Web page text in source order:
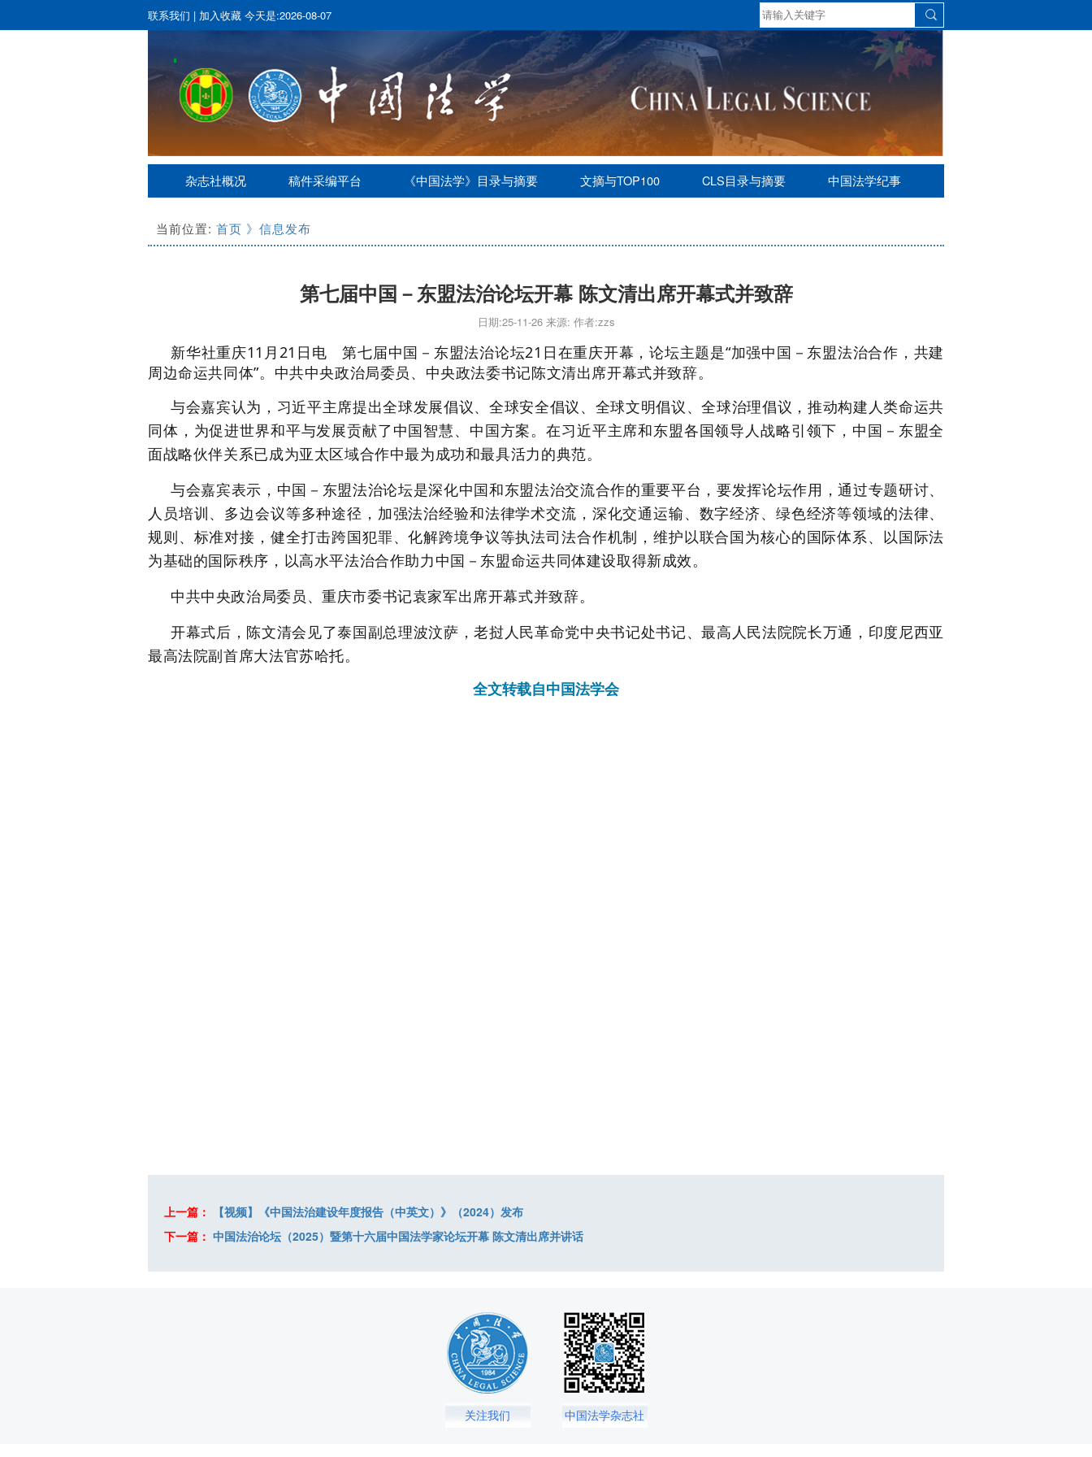
联系我们 | 加入收藏 今天是:2026-08-07
杂志社概况 稿件采编平台 《中国法学》目录与摘要 文摘与TOP100 CLS目录与摘要 中国法学纪事
当前位置: 首页 》信息发布
第七届中国－东盟法治论坛开幕 陈文清出席开幕式并致辞
日期:25-11-26 来源: 作者:zzs
新华社重庆11月21日电 第七届中国－东盟法治论坛21日在重庆开幕，论坛主题是“加强中国－东盟法治合作，共建
周边命运共同体”。中共中央政治局委员、中央政法委书记陈文清出席开幕式并致辞。
与会嘉宾认为，习近平主席提出全球发展倡议、全球安全倡议、全球文明倡议、全球治理倡议，推动构建人类命运共
同体，为促进世界和平与发展贡献了中国智慧、中国方案。在习近平主席和东盟各国领导人战略引领下，中国－东盟全
面战略伙伴关系已成为亚太区域合作中最为成功和最具活力的典范。
与会嘉宾表示，中国－东盟法治论坛是深化中国和东盟法治交流合作的重要平台，要发挥论坛作用，通过专题研讨、
人员培训、多边会议等多种途径，加强法治经验和法律学术交流，深化交通运输、数字经济、绿色经济等领域的法律、
规则、标准对接，健全打击跨国犯罪、化解跨境争议等执法司法合作机制，维护以联合国为核心的国际体系、以国际法
为基础的国际秩序，以高水平法治合作助力中国－东盟命运共同体建设取得新成效。
中共中央政治局委员、重庆市委书记袁家军出席开幕式并致辞。
开幕式后，陈文清会见了泰国副总理波汶萨，老挝人民革命党中央书记处书记、最高人民法院院长万通，印度尼西亚
最高法院副首席大法官苏哈托。
全文转载自中国法学会
上一篇：
【视频】《中国法治建设年度报告（中英文）》（2024）发布
下一篇： 中国法治论坛（2025）暨第十六届中国法学家论坛开幕 陈文清出席并讲话
关注我们 中国法学杂志社